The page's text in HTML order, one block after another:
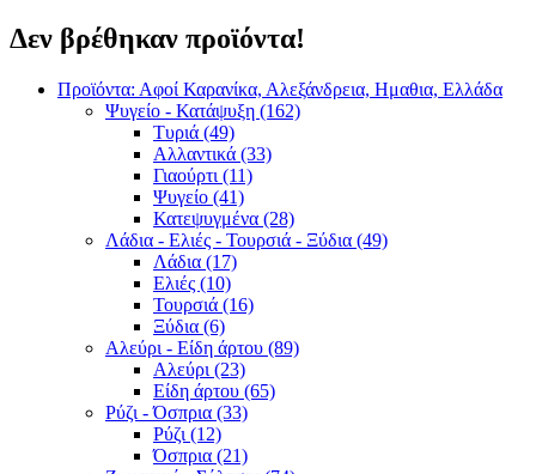
Δεν βρέθηκαν προϊόντα!
Προϊόντα: Αφοί Καρανίκα, Αλεξάνδρεια, Ημαθια, Ελλάδα
Ψυγείο - Κατάψυξη (162)
Τυριά (49)
Αλλαντικά (33)
Γιαούρτι (11)
Ψυγείο (41)
Κατεψυγμένα (28)
Λάδια - Ελιές - Τουρσιά - Ξύδια (49)
Λάδια (17)
Ελιές (10)
Τουρσιά (16)
Ξύδια (6)
Αλεύρι - Είδη άρτου (89)
Αλεύρι (23)
Είδη άρτου (65)
Ρύζι - Όσπρια (33)
Ρύζι (12)
Όσπρια (21)